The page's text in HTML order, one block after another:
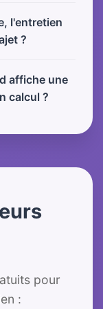
l'entretien
?
affiche une
calcul ?
pour
: